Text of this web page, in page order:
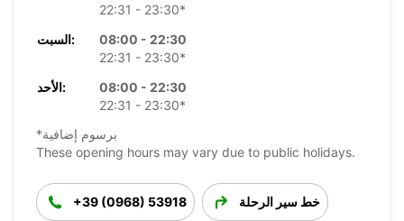
22:31 - 23:30*
السبت:
08:00 - 22:30
22:31 - 23:30*
الأحد:
08:00 - 22:30
22:31 - 23:30*
*برسوم إضافية
These opening hours may vary due to public holidays.
+39 (0968) 53918 خط سير الرحلة